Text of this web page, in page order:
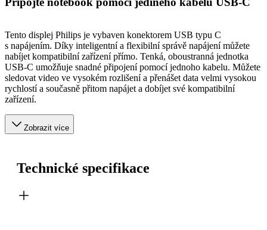
Tento displej Philips je vybaven konektorem USB typu C
s napájením. Díky inteligentní a flexibilní správě napájení můžete
nabíjet kompatibilní zařízení přímo. Tenká, oboustranná jednotka
USB-C umožňuje snadné připojení pomocí jednoho kabelu. Můžete
sledovat video ve vysokém rozlišení a přenášet data velmi vysokou
rychlostí a současně přitom napájet a dobíjet své kompatibilní
zařízení.
Zobrazit více
Technické specifikace